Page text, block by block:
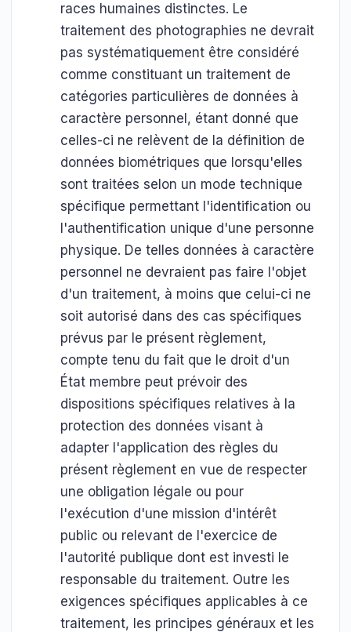
races humaines distinctes. Le
traitement des photographies ne devrait
pas systématiquement être considéré
comme constituant un traitement de
catégories particulières de données à
caractère personnel, étant donné que
celles-ci ne relèvent de la définition de
données biométriques que lorsqu'elles
sont traitées selon un mode technique
spécifique permettant l'identification ou
l'authentification unique d'une personne
physique. De telles données à caractère
personnel ne devraient pas faire l'objet
d'un traitement, à moins que celui-ci ne
soit autorisé dans des cas spécifiques
prévus par le présent règlement,
compte tenu du fait que le droit d'un
État membre peut prévoir des
dispositions spécifiques relatives à la
protection des données visant à
adapter l'application des règles du
présent règlement en vue de respecter
une obligation légale ou pour
l'exécution d'une mission d'intérêt
public ou relevant de l'exercice de
l'autorité publique dont est investi le
responsable du traitement. Outre les
exigences spécifiques applicables à ce
traitement, les principes généraux et les